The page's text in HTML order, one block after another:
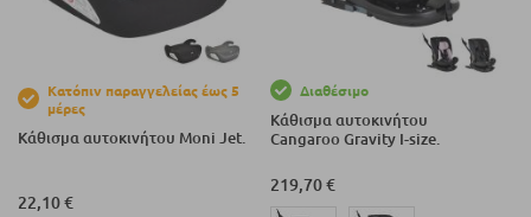
Κατόπιν παραγγελείας έως 5
μέρες
Κάθισμα αυτοκινήτου Moni Jet.
22,10 €
Διαθέσιμο
Κάθισμα αυτοκινήτου
Cangaroo Gravity I-size.
219,70 €